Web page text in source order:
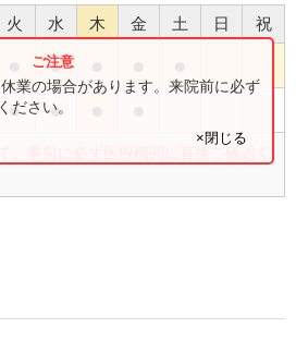
火 水 木 金 土 日 祝
●
● ●
、事前に必ず医療機関に直接ご確認く
業の場合があります。来院前に必ず
ださい。
×閉じる